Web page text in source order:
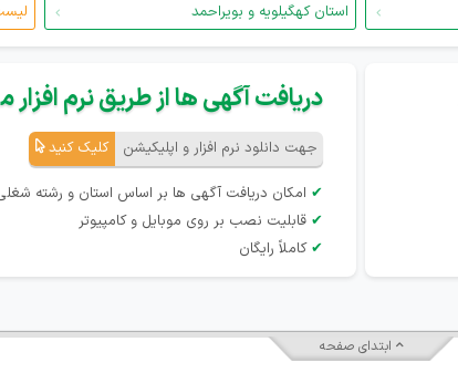
استان کهگیلویه و بویراحمد
دریافت آگهی ها از طریق نرم افزار
جهت دانلود نرم افزار و اپلیکیشن کلیک کنید
✔ امکان دریافت آگهی ها بر اساس استان و رشته
✔ قابلیت نصب بر روی موبایل و کامپیوتر
✔ کاملاً رایگان
ابتدای صفحه